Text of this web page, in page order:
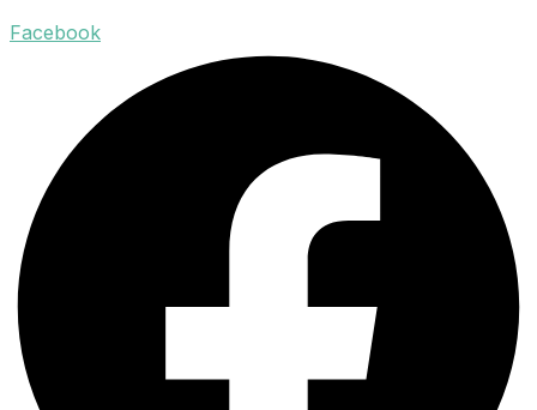
Facebook